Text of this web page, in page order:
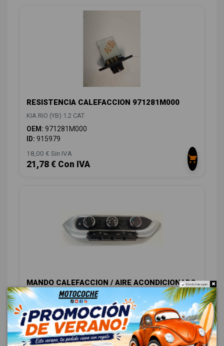
RESISTENCIA CALEFACCION 971281M000
KIA RIO (YB) 1.2 CAT
OEM: 971281M000
ID: 915979
18,00 € Sin IVA
21,78 € Con IVA
MANDO CALEFACCION / AIRE ACONDICIONADO
972501W320
KIA RIO (YB) 1.2 CAT
OEM:972501W320
ID:916485
48,00 € Sin IVA
Do not show again.